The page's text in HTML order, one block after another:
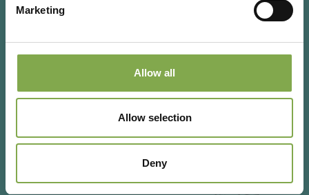
Marketing
Allow all
Allow selection
Deny
T 02 433131
gardenia@cairoeditore.it